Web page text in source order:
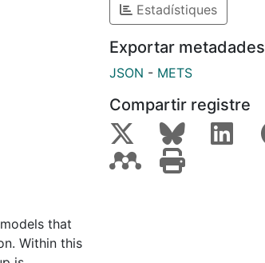
that
Within this
Estadístiques
Exportar metadades
JSON - METS
Compartir registre